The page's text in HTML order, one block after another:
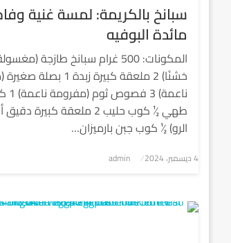
سبانخ بالكريمة: لمسة غنية
مائدة البوفيه
المكونات: 500 غرام سبانخ طازجة
خشنًا) 2 ملعقة كبيرة زبدة 1
طهي ½ كوب حليب 2 ملعقة
الرو) ½ كوب جبن بارميزان…
نُشر
4 ديسمبر، 2024 admin